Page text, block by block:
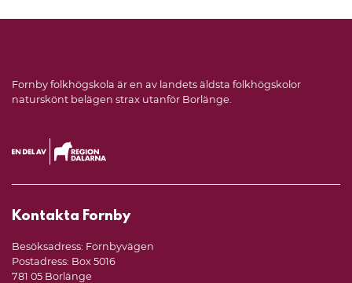
Fornby folkhögskola är en av landets äldsta folkhögskolor
naturskönt belägen strax utanför Borlänge.
Kontakta Fornby
Besöksadress: Fornbyvägen
Postadress: Box 5016
781 05 Borlänge